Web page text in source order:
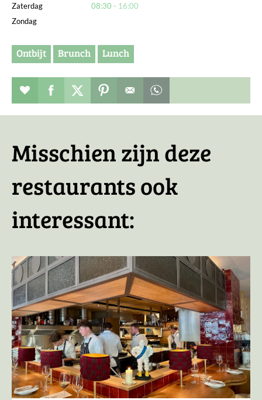
Zaterdag
08:30
16:00
Zondag
Ontbijt Brunch Lunch
Restaurant toevoegen aan favorieten
Deel dit op facebook
Deel dit op twitter
Deel dit op pinterest
Misschien zijn deze
restaurants ook
interessant: